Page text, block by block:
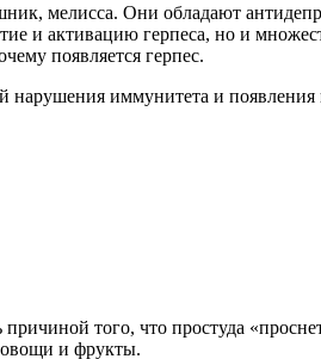
мелисса. Они обладают
и активацию герпеса, но и
появляется герпес.
нарушения иммунитета и появления
того, что простуда
и фрукты.